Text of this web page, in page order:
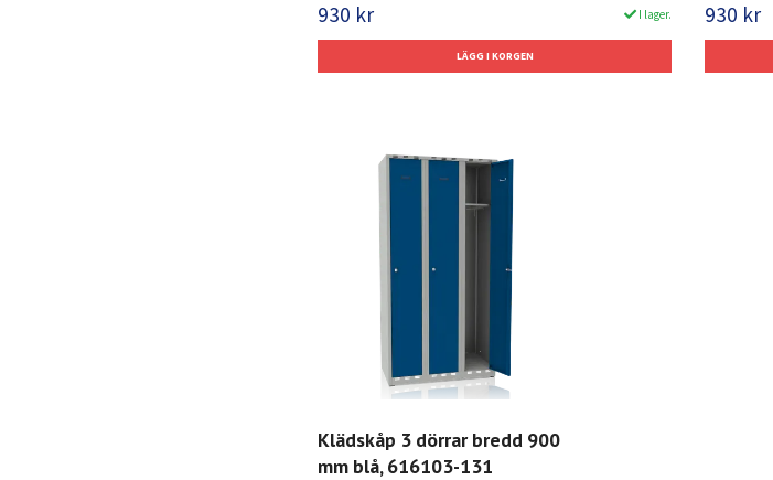
930 kr I lager. 930 kr
Klädskåp 3 dörrar bredd 900
mm blå, 616103-131